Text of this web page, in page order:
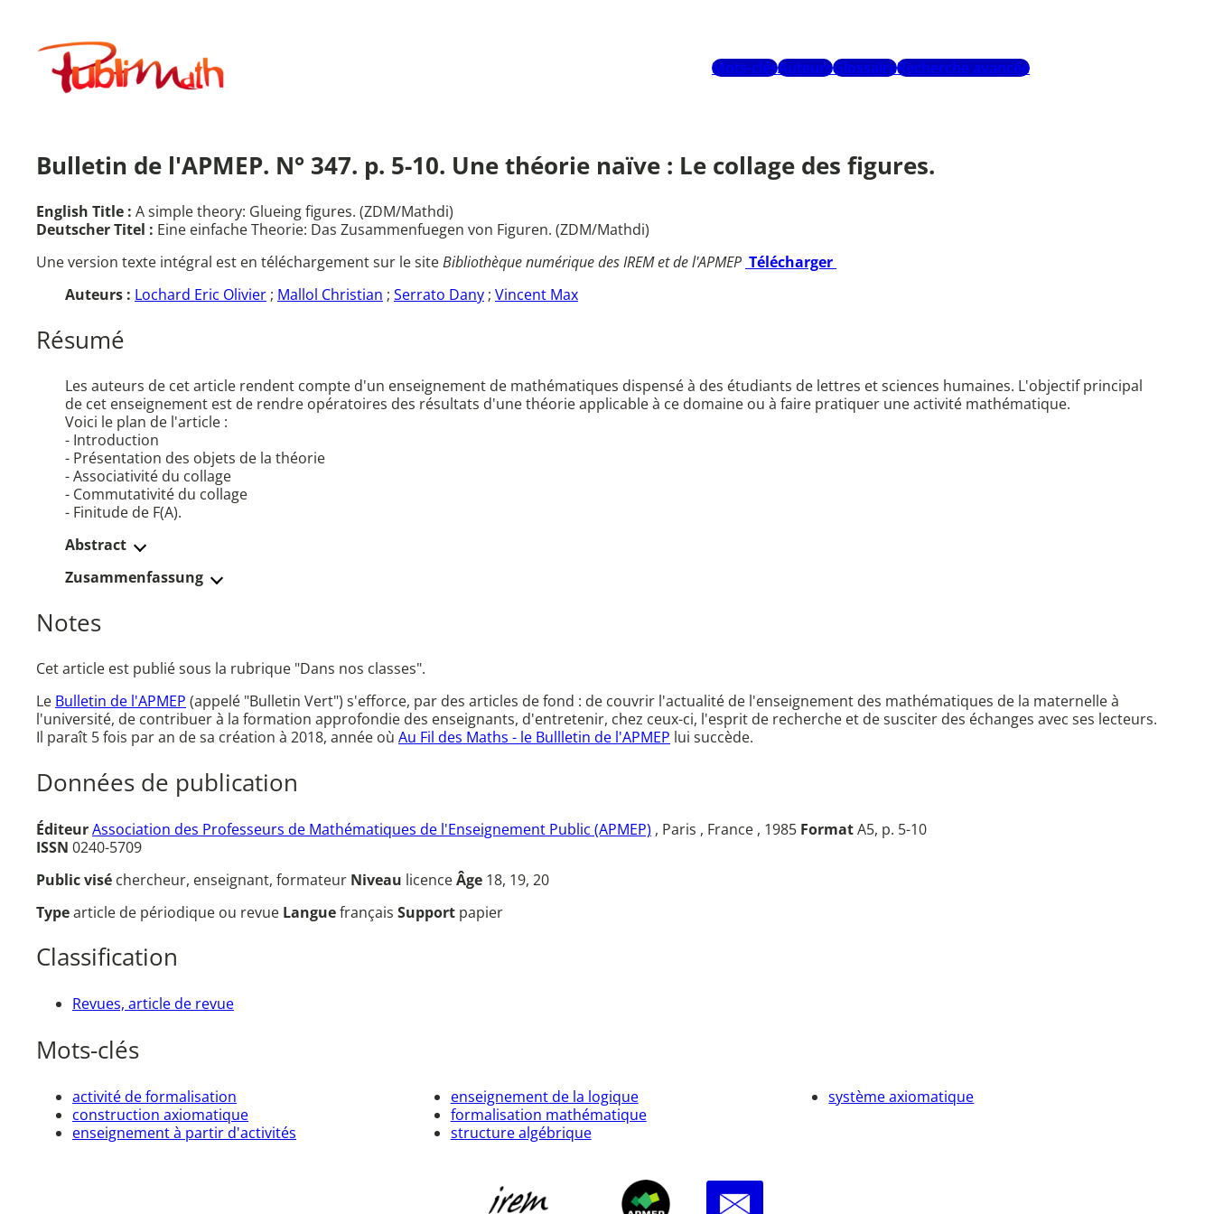
contenuPublimath
Mots-clésAuteursGlossaireRecherche avancée
Bulletin de l'APMEP. N° 347. p. 5-10. Une théorie naïve : Le collage des figures.
English Title : A simple theory: Glueing figures. (ZDM/Mathdi)
Deutscher Titel : Eine einfache Theorie: Das Zusammenfuegen von Figuren. (ZDM/Mathdi)
Une version texte intégral est en téléchargement sur le siteBibliothèque numérique des IREM et de l'APMEP Télécharger
Auteurs : Lochard Eric Olivier ; Mallol Christian ; Serrato Dany ; Vincent Max
Résumé
Les auteurs de cet article rendent compte d'un enseignement de mathématiques dispensé à des étudiants de lettres et sciences humaines. L'objectif principal
de cet enseignement est de rendre opératoires des résultats d'une théorie applicable à ce domaine ou à faire pratiquer une activité mathématique.
Voici le plan de l'article :
- Introduction
- Présentation des objets de la théorie
- Associativité du collage
- Commutativité du collage
- Finitude de F(A).
Abstract
Zusammenfassung
Notes
Cet article est publié sous la rubrique "Dans nos classes".
Le Bulletin de l'APMEP (appelé "Bulletin Vert") s'efforce, par des articles de fond : de couvrir l'actualité de l'enseignement des mathématiques de la maternelle à
l'université, de contribuer à la formation approfondie des enseignants, d'entretenir, chez ceux-ci, l'esprit de recherche et de susciter des échanges avec ses lecteurs.
Il paraît 5 fois par an de sa création à 2018, année où Au Fil des Maths - le Bullletin de l'APMEP lui succède.
Données de publication
ÉditeurAssociation des Professeurs de Mathématiques de l'Enseignement Public (APMEP) , Paris , France , 1985 FormatA5, p. 5-10
ISSN 0240-5709
Public visé chercheur, enseignant, formateur Niveau licenceÂge 18, 19, 20
Typearticle de périodique ou revue Languefrançais Support papier
Classification
Revues, article de revue
Mots-clés
activité de formalisation
construction axiomatique
enseignement à partir d'activités
enseignement de la logique
formalisation mathématique
structure algébrique
système axiomatique